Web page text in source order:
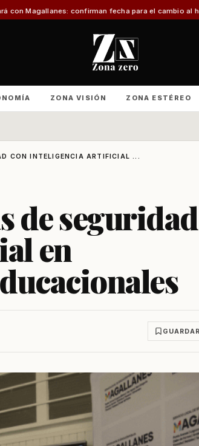
fecha para el cambio al horario de verano
ZONA VISIÓN ZONA ESTÉREO
CON INTELIGENCIA ARTIFICIAL ...
de
en
GUARDAR